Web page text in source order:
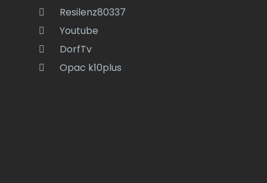
Resilenz80337
Youtube
DorfTv
Opac k10plus